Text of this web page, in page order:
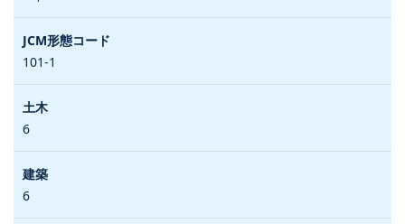
101-1
6
6